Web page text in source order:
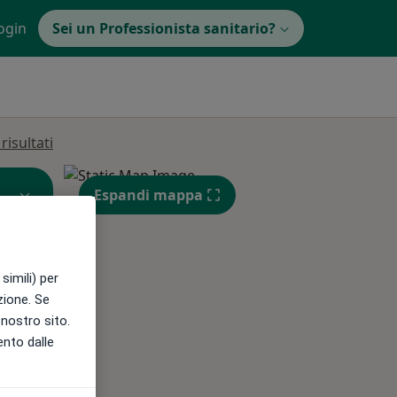
Sei un Professionista sanitario?
Espandi mappa
per
Se
sito.
dalle